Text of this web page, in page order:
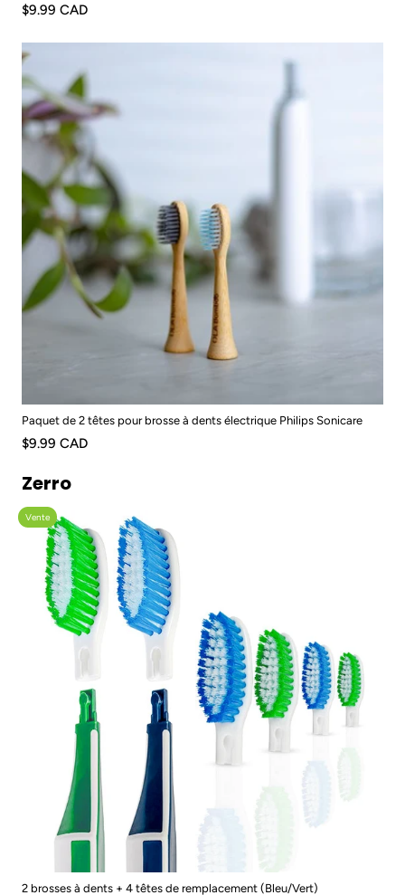
$9.99 CAD
Paquet de 2 têtes pour brosse à dents électrique Philips Sonicare
$9.99 CAD
Zerro
Vente
2 brosses à dents + 4 têtes de remplacement (Bleu/Vert)